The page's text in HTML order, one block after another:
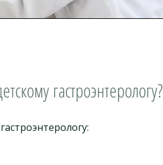
гастроэнтерологу?